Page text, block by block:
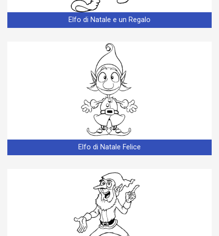
Elfo di Natale e un Regalo
Elfo di Natale Felice